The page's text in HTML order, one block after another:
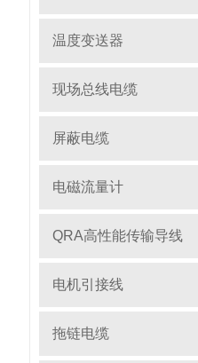
温度变送器
现场总线电缆
屏蔽电缆
电磁流量计
QRA高性能传输导线
电机引接线
拖链电缆